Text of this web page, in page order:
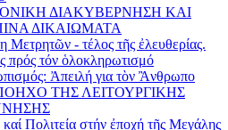
ΔΙΑΚΥΒΕΡΝΗΣΗ ΚΑΙ
ΔΙΚΑΙΩΜΑΤΑ
Μετρητῶν - τέλος τῆς ἐλευθερίας.
πρός τόν ὁλοκληρωτισμό
Ἀπειλή για τὸν Ἂνθρωπο
ΤΗΣ ΛΕΙΤΟΥΡΓΙΚΗΣ
Πολιτεία στήν ἐποχή τῆς Μεγάλης